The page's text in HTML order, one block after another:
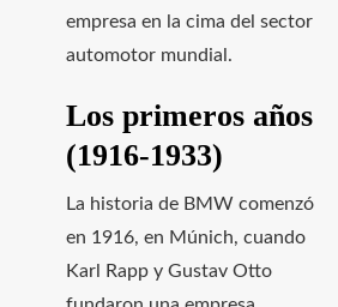
empresa en la cima del sector
automotor mundial.
Los primeros años
(1916-1933)
La historia de BMW comenzó
en 1916, en Múnich, cuando
Karl Rapp y Gustav Otto